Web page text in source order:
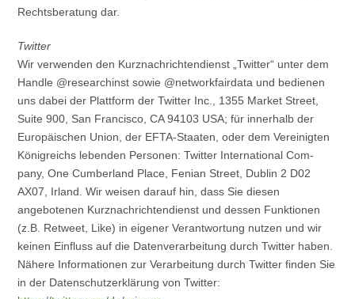
Rechtsberatung dar.
Twitter
Wir verwenden den Kurznachrichtendienst „Twitter“ unter dem
Handle @researchinst sowie @networkfairdata und bedienen
uns dabei der Plattform der Twitter Inc., 1355 Market Street,
Suite 900, San Francisco, CA 94103 USA; für innerhalb der
Europäischen Union, der EFTA-Staaten, oder dem Vereinigten
Königreichs lebenden Personen: Twitter International Com-
pany, One Cumberland Place, Fenian Street, Dublin 2 D02
AX07, Irland. Wir weisen darauf hin, dass Sie diesen
angebotenen Kurznachrichtendienst und dessen Funktionen
(z.B. Retweet, Like) in eigener Verantwortung nutzen und wir
keinen Einfluss auf die Datenverarbeitung durch Twitter haben.
Nähere Informationen zur Verarbeitung durch Twitter finden Sie
in der Datenschutzerklärung von Twitter: